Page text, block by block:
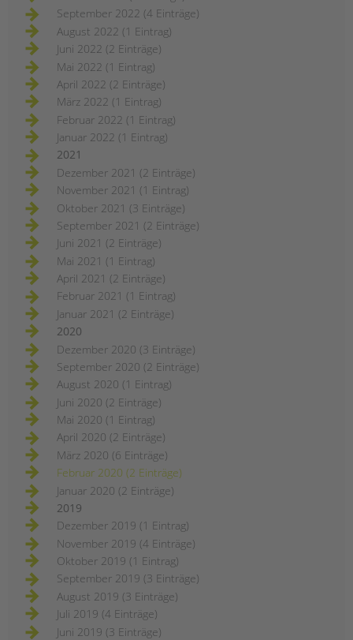
September 2022 (4 Einträge)
August 2022 (1 Eintrag)
Juni 2022 (2 Einträge)
Mai 2022 (1 Eintrag)
April 2022 (2 Einträge)
März 2022 (1 Eintrag)
Februar 2022 (1 Eintrag)
Januar 2022 (1 Eintrag)
2021
Dezember 2021 (2 Einträge)
November 2021 (1 Eintrag)
Oktober 2021 (3 Einträge)
September 2021 (2 Einträge)
Juni 2021 (2 Einträge)
Mai 2021 (1 Eintrag)
April 2021 (2 Einträge)
Februar 2021 (1 Eintrag)
Januar 2021 (2 Einträge)
2020
Dezember 2020 (3 Einträge)
September 2020 (2 Einträge)
August 2020 (1 Eintrag)
Juni 2020 (2 Einträge)
Mai 2020 (1 Eintrag)
April 2020 (2 Einträge)
März 2020 (6 Einträge)
Februar 2020 (2 Einträge)
Januar 2020 (2 Einträge)
2019
Dezember 2019 (1 Eintrag)
November 2019 (4 Einträge)
Oktober 2019 (1 Eintrag)
September 2019 (3 Einträge)
August 2019 (3 Einträge)
Juli 2019 (4 Einträge)
Juni 2019 (3 Einträge)